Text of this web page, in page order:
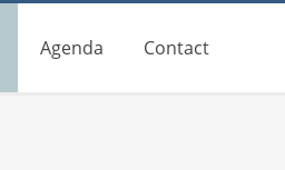
Agenda Contact